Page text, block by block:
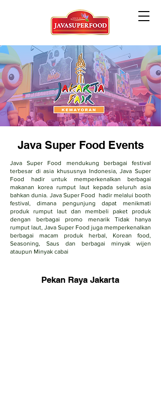
Java Super Food Events
Java Super Food mendukung berbagai festival
terbesar di asia khususnya Indonesia, Java Super
Food hadir untuk memperkenalkan berbagai
makanan korea rumput laut kepada seluruh asia
bahkan dunia. Java Super Food hadir melalui booth
festival, dimana pengunjung dapat menikmati
produk rumput laut dan membeli paket produk
dengan berbagai promo menarik Tidak hanya
rumput laut, Java Super Food juga memperkenalkan
berbagai macam produk herbal, Korean food,
Seasoning, Saus dan berbagai minyak wijen
ataupun Minyak cabai
Pekan Raya Jakarta